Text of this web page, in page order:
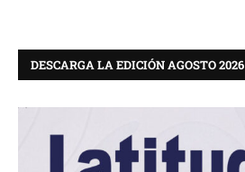
DESCARGA LA EDICIÓN AGOSTO 2026